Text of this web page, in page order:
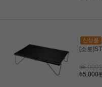
[소토
65,000
65,000